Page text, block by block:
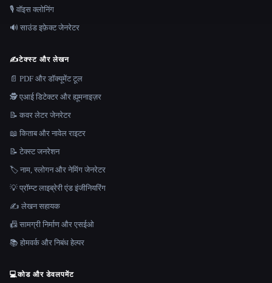
🎙️ वॉइस क्लोनिंग
🔊 साउंड इफ़ेक्ट जेनरेटर
✍️टेक्स्ट और लेखन
📄 PDF और डॉक्यूमेंट टूल
🕵️ एआई डिटेक्टर और ह्यूमनाइज़र
📝 कवर लेटर जेनरेटर
📖 किताब और नावेल राइटर
📝 टेक्स्ट जनरेशन
🏷️ नाम, स्लोगन और नेमिंग जेनरेटर
💡 प्रॉम्प्ट लाइब्रेरी एंड इंजीनियरिंग
✍️ लेखन सहायक
📠 सामग्री निर्माण और एसईओ
📚 होमवर्क और निबंध हेल्पर
💻कोड और डेवलपमेंट